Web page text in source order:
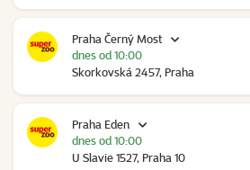
Praha Černý Most
Skorkovská 2457, Praha
dnes od 10:00
Praha Eden
U Slavie 1527, Praha 10
dnes od 10:00